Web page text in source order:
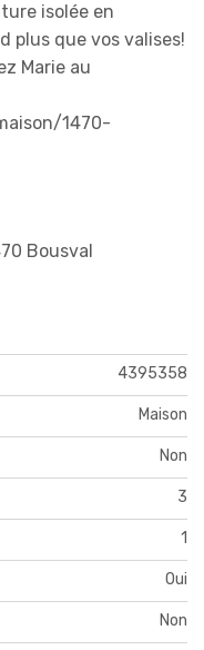
isolée en
plus que vos valises!
Marie au
1470-
Bousval
4395358
Maison
Non
3
1
Oui
Non